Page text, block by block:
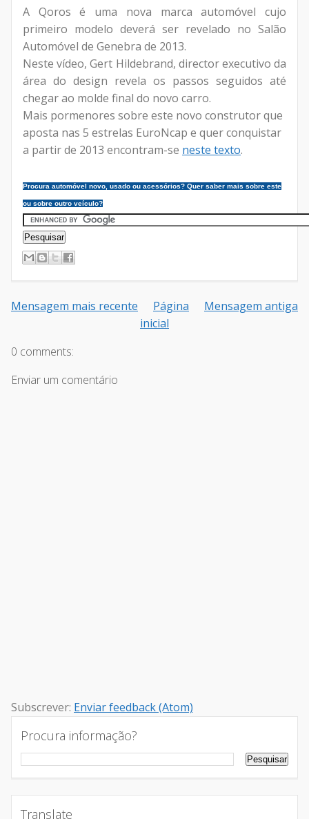
A Qoros é uma nova marca automóvel cujo
primeiro modelo deverá ser revelado no Salão
Automóvel de Genebra de 2013.
Neste vídeo, Gert Hildebrand, director executivo da
área do design revela os passos seguidos até
chegar ao molde final do novo carro.
Mais pormenores sobre este novo construtor que
aposta nas 5 estrelas EuroNcap e quer conquistar
a partir de 2013 encontram-se neste texto.
Procura automóvel novo, usado ou acessórios? Quer saber mais sobre este
ou sobre outro veículo?
Mensagem mais recente Mensagem antiga
Página
inicial
0 comments:
Enviar um comentário
Subscrever: Enviar feedback (Atom)
Procura informação?
Translate